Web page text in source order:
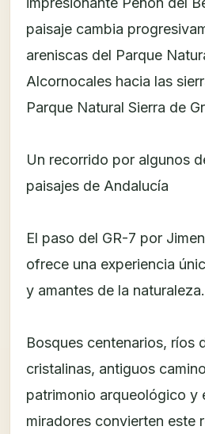
paisaje cambia
areniscas del Parque
Alcornocales hacia las
Parque Natural Sierra de
Un recorrido por algunos
paisajes de Andalucía
El paso del GR-7 por
ofrece una experiencia
y amantes de la naturaleza.
Bosques centenarios, ríos
cristalinas, antiguos
patrimonio arqueológico y
miradores convierten este